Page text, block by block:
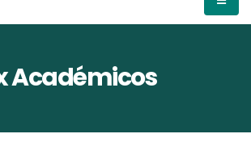
Académicos